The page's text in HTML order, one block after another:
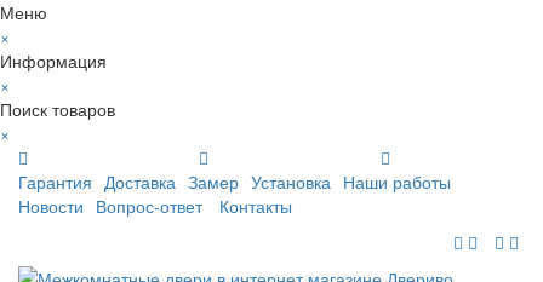
Меню
×
Информация
×
Поиск товаров
×
Гарантия Доставка Замер Установка Наши работы
Новости Вопрос-ответ Контакты